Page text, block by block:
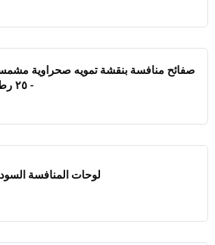
صفائح منافسة بنقشة تمويه صحراوية
- ٢٥ رطلاً
لوحات المنافسة